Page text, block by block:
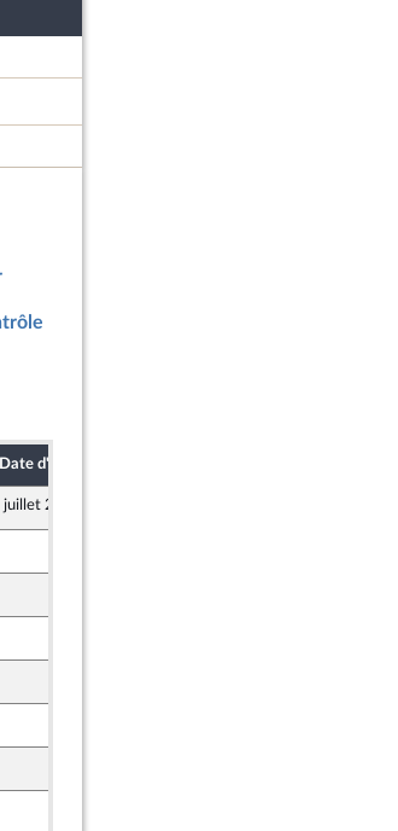
Date d'examen
et sociale
juillet 2022